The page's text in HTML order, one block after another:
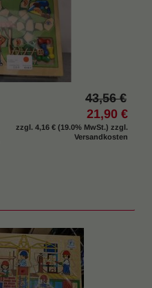
43,56 €
21,90 €
zzgl.4,16 € (19.0% MwSt.) zzgl.
Versandkosten